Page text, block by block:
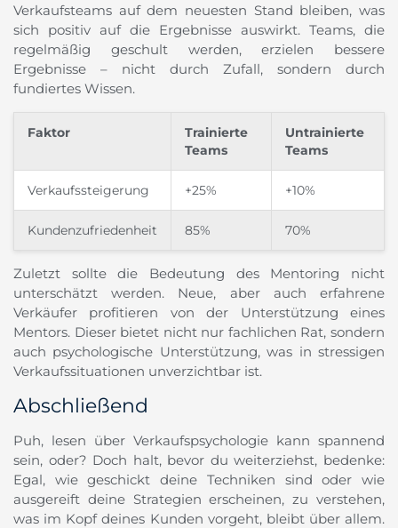
Verkaufsteams auf dem neuesten Stand bleiben, was
sich positiv auf die Ergebnisse auswirkt. Teams, die
regelmäßig geschult werden, erzielen bessere
Ergebnisse – nicht durch Zufall, sondern durch
fundiertes Wissen.
Faktor
Trainierte
Teams
Untrainierte
Teams
Verkaufssteigerung +25% +10%
Kundenzufriedenheit 85% 70%
Zuletzt sollte die Bedeutung des Mentoring nicht
unterschätzt werden. Neue, aber auch erfahrene
Verkäufer profitieren von der Unterstützung eines
Mentors. Dieser bietet nicht nur fachlichen Rat, sondern
auch psychologische Unterstützung, was in stressigen
Verkaufssituationen unverzichtbar ist.
Abschließend
Puh, lesen über Verkaufspsychologie kann spannend
sein, oder? Doch halt, bevor du weiterziehst, bedenke:
Egal, wie geschickt deine Techniken sind oder wie
ausgereift deine Strategien erscheinen, zu verstehen,
was im Kopf deines Kunden vorgeht, bleibt über allem.